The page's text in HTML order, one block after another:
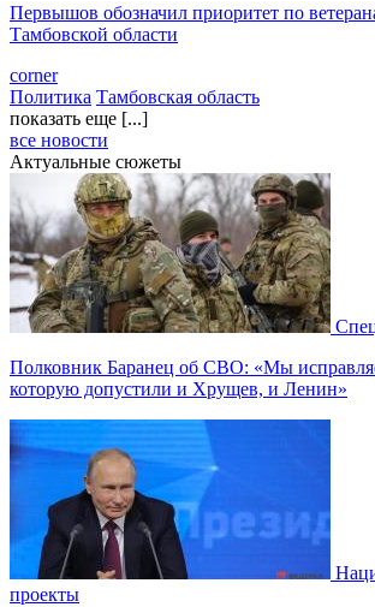
Первышов обозначил приоритет по
Тамбовской области
corner
Политика Тамбовская область
показать еще [...]
все новости
Актуальные сюжеты
Полковник Баранец об СВО: «Мы
которую допустили и Хрущев, и Ленин»
проекты